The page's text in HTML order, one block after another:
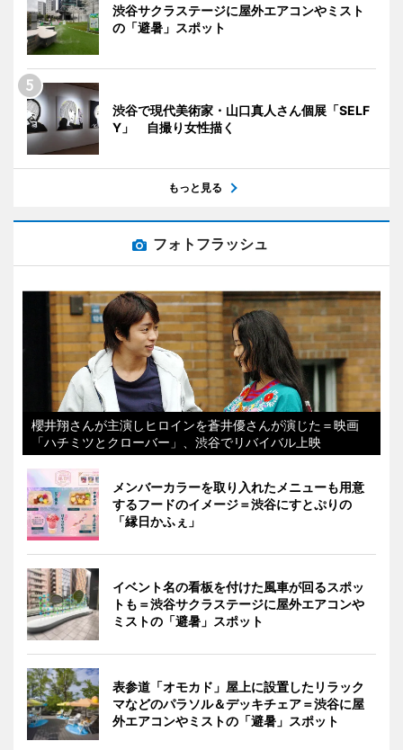
渋谷サクラステージに屋外エアコンやミスト
の「避暑」スポット
渋谷で現代美術家・山口真人さん個展「SELF
Y」 自撮り女性描く
もっと見る
フォトフラッシュ
櫻井翔さんが主演しヒロインを蒼井優さんが演じた＝映画
「ハチミツとクローバー」、渋谷でリバイバル上映
メンバーカラーを取り入れたメニューも用意
するフードのイメージ＝渋谷にすとぷりの
「縁日かふぇ」
イベント名の看板を付けた風車が回るスポッ
トも＝渋谷サクラステージに屋外エアコンや
ミストの「避暑」スポット
表参道「オモカド」屋上に設置したリラック
マなどのパラソル＆デッキチェア＝渋谷に屋
外エアコンやミストの「避暑」スポット